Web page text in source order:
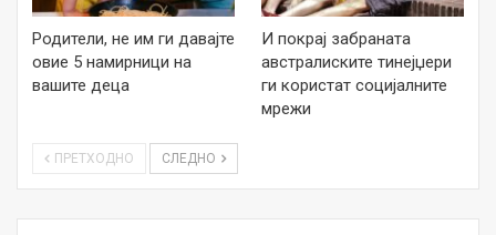
Родители, не им ги давајте
овие 5 намирници на
вашите деца
И покрај забраната
австралиските тинејџери
ги користат социјалните
мрежи
ПРЕТХОДНО СЛЕДНО